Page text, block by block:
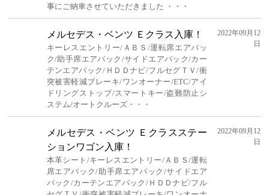
事にご納車させていただきました ・・・
メルセデス・ベンツ Ｅクラス入庫！
キーレスエントリー/ＡＢＳ/運転席エアバッ
ク/助手席エアバック/サイドエアバック/カー
テンエアバック/ＨＤＤナビ/フルセグＴＶ/衝
突被害軽減ブレーキ/ワンオーナー/ETC/アイ
ドリングストップ/スマートキー/盗難防止シ
ステム/オートクルーズ・・・
2022年09月12
日
メルセデス・ベンツ Ｅクラスステー
ションワゴン入庫！
本革シート/キーレスエントリー/ＡＢＳ/運転
席エアバック/助手席エアバック/サイドエア
バック/カーテンエアバック/ＨＤＤナビ/フル
2022年09月12
日